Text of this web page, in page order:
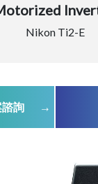
Nikon Ti2-E
詢